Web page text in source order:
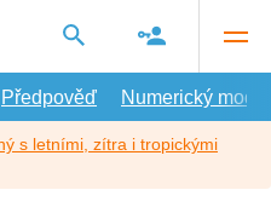
Předpověď Numerický model
s letními, zítra i tropickými